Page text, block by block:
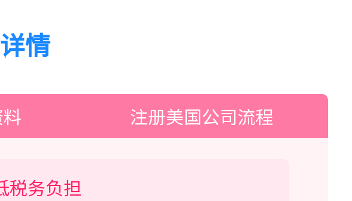
情
注册美国公司流程
税务负担